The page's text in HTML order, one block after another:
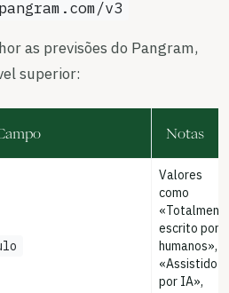
v3
as previsões do Pangram,
superior:
Notas
Valores
como
escrito por
humanos»,
«Assistido
por IA»,